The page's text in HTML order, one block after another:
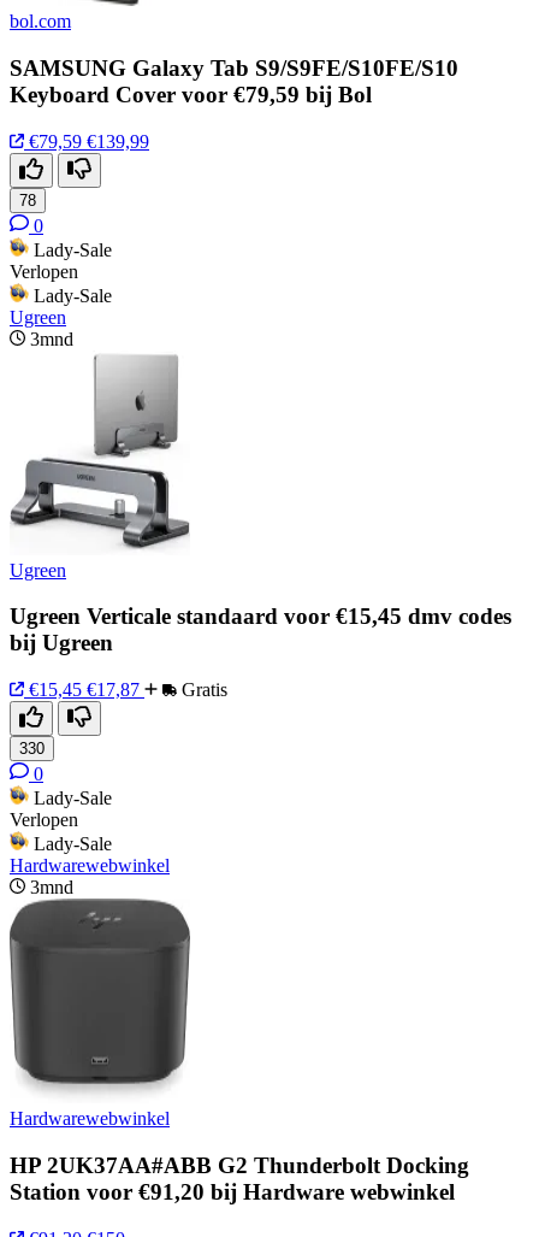
bol.com
SAMSUNG Galaxy Tab S9/S9FE/S10FE/S10
Keyboard Cover voor €79,59 bij Bol
€79,59 €139,99
78
0
Lady-Sale
Verlopen
Lady-Sale
Ugreen
3mnd
Ugreen
Ugreen Verticale standaard voor €15,45 dmv codes
bij Ugreen
€15,45 €17,87 Gratis
330
0
Lady-Sale
Verlopen
Lady-Sale
Hardwarewebwinkel
3mnd
Hardwarewebwinkel
HP 2UK37AA#ABB G2 Thunderbolt Docking
Station voor €91,20 bij Hardware webwinkel